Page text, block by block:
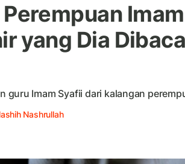
yang Dia
guru Imam Syafii dari kalangan
Nashrullah